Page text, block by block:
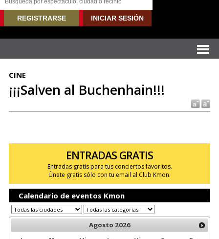
REGISTRARSE INICIAR SESIÓN
CINE
¡¡¡Salven al Buchenhain!!!
ENTRADAS GRATIS
Entradas gratis para tus conciertos favoritos.
Únete gratis sólo con tu email al Club Kmon.
Calendario de eventos Kmon
Agosto 2026